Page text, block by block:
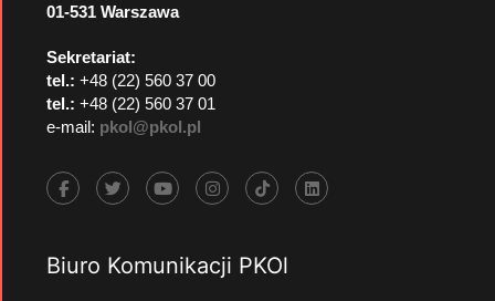
01-531 Warszawa
Sekretariat:
tel.: +48 (22) 560 37 00
tel.: +48 (22) 560 37 01
e-mail: pkol@pkol.pl
Biuro Komunikacji PKOl